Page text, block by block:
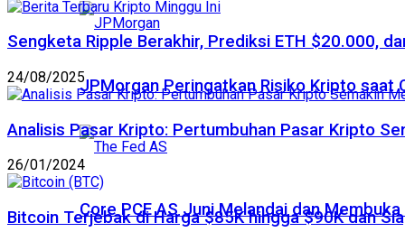
JPMorgan Peringatkan Risiko Kripto saat
Core PCE AS Juni Melandai dan
Sengketa Ripple Berakhir, Prediksi ETH $20.000,
24/08/2025
Analisis Pasar Kripto: Pertumbuhan Pasar Kripto
26/01/2024
Bitcoin Terjebak di Harga $85K hingga $90K dan